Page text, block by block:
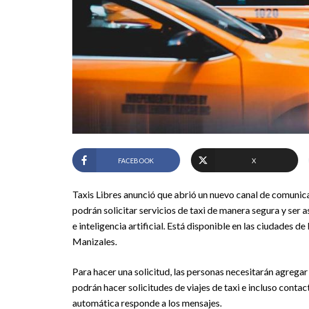
FACEBOOK X
Taxis Libres anunció que abrió un nuevo canal de
podrán solicitar servicios de taxi de manera segura y
e inteligencia artificial. Está disponible en las ciudades
Manizales.
Para hacer una solicitud, las personas necesitarán
podrán hacer solicitudes de viajes de taxi e incluso
automática responde a los mensajes.